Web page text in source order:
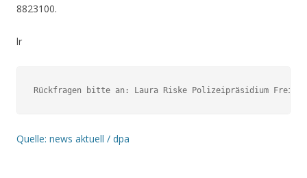
8823100.
lr
Rückfragen bitte an: Laura Riske Polizeipräsidium
Quelle: news aktuell / dpa